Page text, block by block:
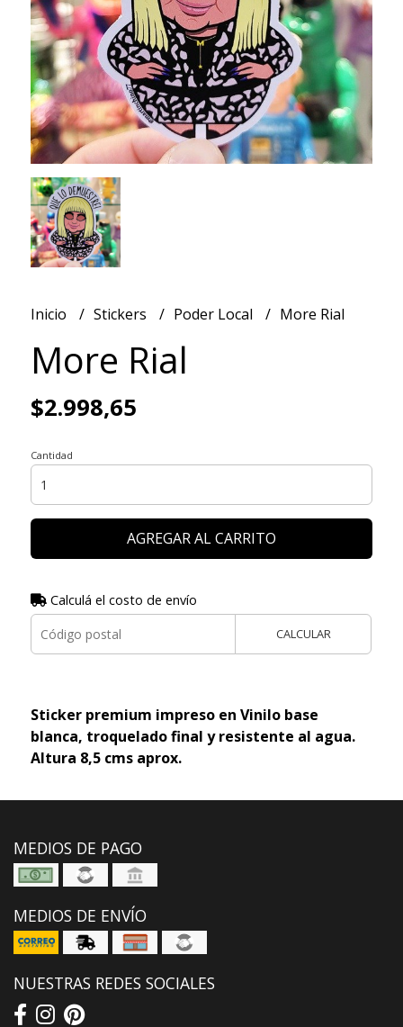
Inicio Stickers Poder Local More Rial
More Rial
$2.998,65
Cantidad
AGREGAR AL CARRITO
Calculá el costo de envío
CALCULAR
Sticker premium impreso en Vinilo base
blanca, troquelado final y resistente al agua.
Altura 8,5 cms aprox.
MEDIOS DE PAGO
MEDIOS DE ENVÍO
NUESTRAS REDES SOCIALES